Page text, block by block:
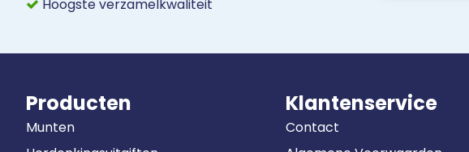
Hoogste verzamelkwaliteit
Producten
Munten
Klantenservice
Contact